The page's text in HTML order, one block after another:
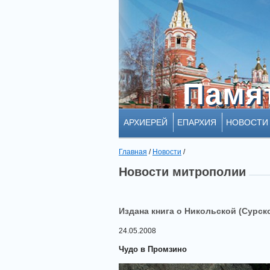
АРХИЕРЕЙ ЕПАРХИЯ НОВОСТИ
Главная / Новости /
Новости митрополии
Издана книга о Никольской
24.05.2008
Чудо в Промзино